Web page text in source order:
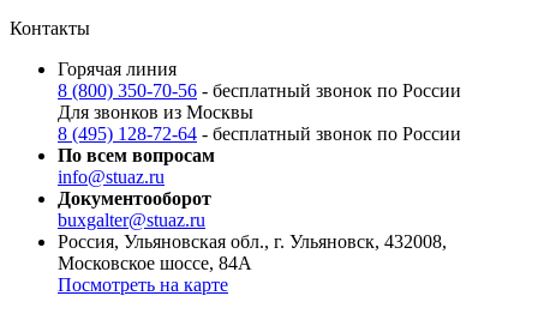
Контакты
Горячая линия
8 (800) 350-70-56 - бесплатный звонок по России
Для звонков из Москвы
8 (495) 128-72-64 - бесплатный звонок по России
По всем вопросам
info@stuaz.ru
Документооборот
buxgalter@stuaz.ru
Россия, Ульяновская обл., г. Ульяновск, 432008,
Московское шоссе, 84А
Посмотреть на карте